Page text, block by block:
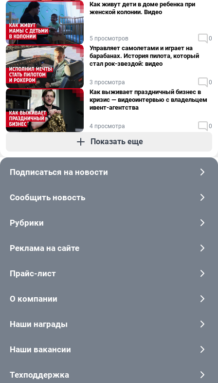
Как живут дети в доме ребенка при
женской колонии. Видео
5 просмотров 0
Управляет самолетами и играет на
барабанах. История пилота, который
стал рок-звездой: видео
3 просмотра 0
Как выживает праздничный бизнес в
кризис — видеоинтервью с владельцем
ивент-агентства
4 просмотра 0
Показать еще
Подписаться на новости
Сообщить новость
Рубрики
Реклама на сайте
Прайс-лист
О компании
Наши награды
Наши вакансии
Техподдержка